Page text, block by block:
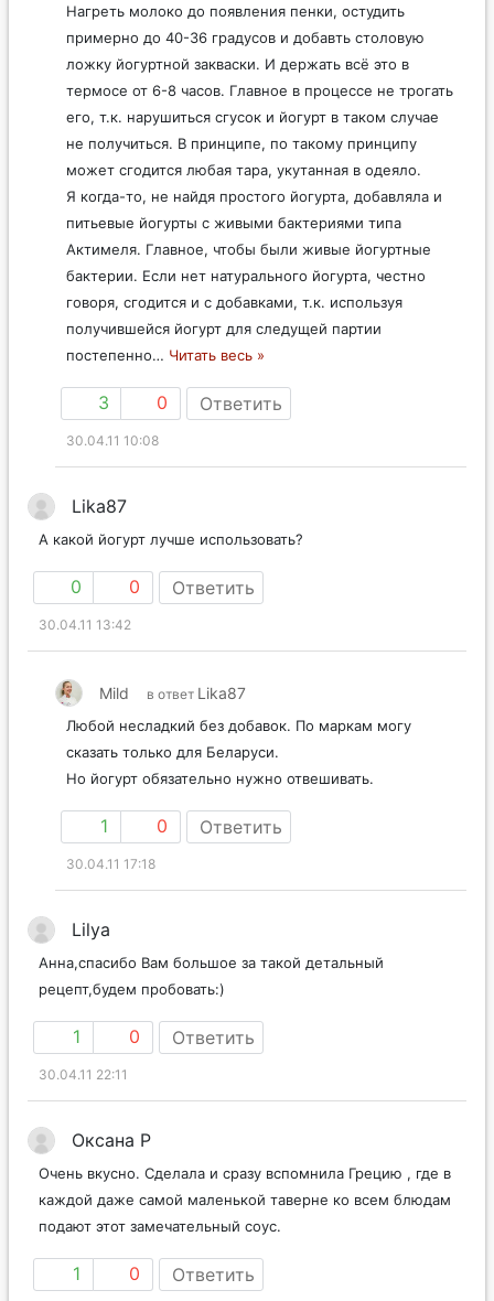
Нагреть молоко до появления пенки, остудить
примерно до 40-36 градусов и добавть столовую
ложку йогуртной закваски. И держать всё это в
термосе от 6-8 часов. Главное в процессе не трогать
его, т.к. нарушиться сгусок и йогурт в таком случае
не получиться. В принципе, по такому принципу
может сгодится любая тара, укутанная в одеяло.
Я когда-то, не найдя простого йогурта, добавляла и
питьевые йогурты с живыми бактериями типа
Актимеля. Главное, чтобы были живые йогуртные
бактерии. Если нет натурального йогурта, честно
говоря, сгодится и с добавками, т.к. используя
получившейся йогурт для следущей партии
постепенно… Читать весь »
3 0 Ответить
30.04.11 10:08
Lika87
А какой йогурт лучше использовать?
0 0 Ответить
30.04.11 13:42
Mild в ответ Lika87
Любой несладкий без добавок. По маркам могу
сказать только для Беларуси.
Но йогурт обязательно нужно отвешивать.
1 0 Ответить
30.04.11 17:18
Lilya
Анна,спасибо Вам большое за такой детальный
рецепт,будем пробовать:)
1 0 Ответить
30.04.11 22:11
Оксана Р
Очень вкусно. Сделала и сразу вспомнила Грецию , где в
каждой даже самой маленькой таверне ко всем блюдам
подают этот замечательный соус.
1 0 Ответить